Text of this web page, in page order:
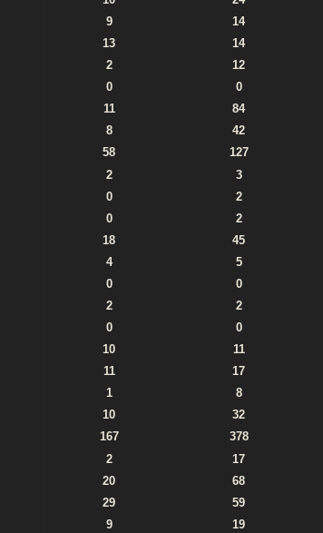
9 14
13 14
2 12
0 0
11 84
8 42
58 127
2 3
0 2
0 2
18 45
4 5
0 0
2 2
0 0
10 11
11 17
1 8
10 32
167 378
2 17
20 68
29 59
9 19